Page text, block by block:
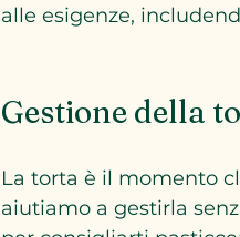
alle esigenze,
Gestione della
La torta è il momento
aiutiamo a gestirla